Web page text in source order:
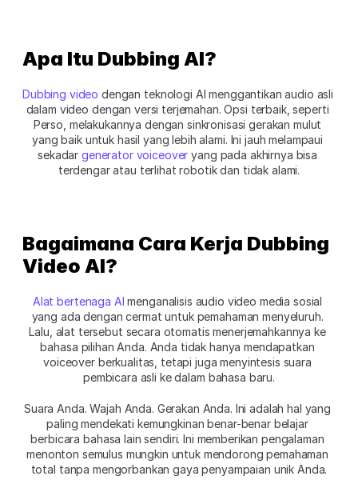
Apa Itu Dubbing AI?
Dubbing video dengan teknologi AI menggantikan audio asli
dalam video dengan versi terjemahan. Opsi terbaik, seperti
Perso, melakukannya dengan sinkronisasi gerakan mulut
yang baik untuk hasil yang lebih alami. Ini jauh melampaui
sekadar generator voiceover yang pada akhirnya bisa
terdengar atau terlihat robotik dan tidak alami.
Bagaimana Cara Kerja Dubbing
Video AI?
Alat bertenaga AI menganalisis audio video media sosial
yang ada dengan cermat untuk pemahaman menyeluruh.
Lalu, alat tersebut secara otomatis menerjemahkannya ke
bahasa pilihan Anda. Anda tidak hanya mendapatkan
voiceover berkualitas, tetapi juga menyintesis suara
pembicara asli ke dalam bahasa baru.
Suara Anda. Wajah Anda. Gerakan Anda. Ini adalah hal yang
paling mendekati kemungkinan benar-benar belajar
berbicara bahasa lain sendiri. Ini memberikan pengalaman
menonton semulus mungkin untuk mendorong pemahaman
total tanpa mengorbankan gaya penyampaian unik Anda.